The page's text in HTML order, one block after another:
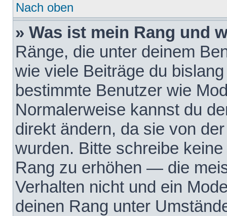
Nach oben
» Was ist mein Rang und
Ränge, die unter deinem
wie viele Beiträge du
bestimmte Benutzer wie
Normalerweise kannst du
direkt ändern, da sie von
wurden. Bitte schreibe
Rang zu erhöhen — die
Verhalten nicht und ein
deinen Rang unter